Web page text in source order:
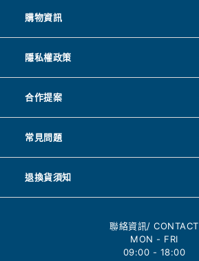
購物資訊
隱私權政策
合作提案
常見問題
退換貨須知
聯絡資訊/ CONTACT
MON - FRI
09:00 - 18:00